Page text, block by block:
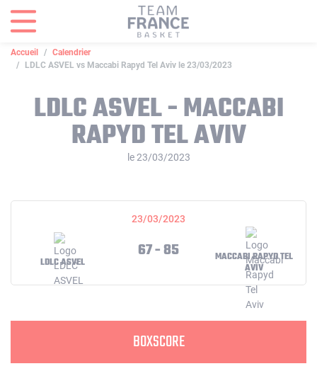
Accueil
Calendrier
LDLC ASVEL vs Maccabi Rapyd Tel Aviv le 23/03/2023
LDLC ASVEL - MACCABI
RAPYD TEL AVIV
le 23/03/2023
23/03/2023
LDLC ASVEL
67 - 85
MACCABI RAPYD TEL
AVIV
BOXSCORE
Panneau de gestion des cookies